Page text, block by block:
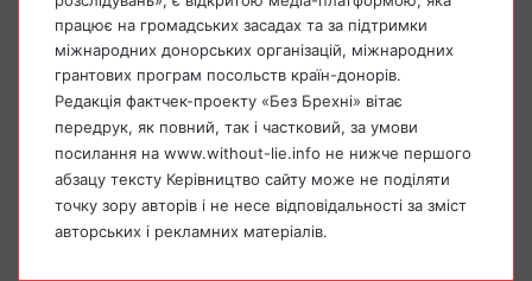
працює на громадських засадах та за підтримки
міжнародних донорських організацій, міжнародних
грантових програм посольств країн-донорів.
Редакція фактчек-проекту «Без Брехні» вітає
передрук, як повний, так і частковий, за умови
посилання на www.without-lie.info не нижче першого
абзацу тексту Керівництво сайту може не поділяти
точку зору авторів і не несе відповідальності за зміст
авторських і рекламних матеріалів.